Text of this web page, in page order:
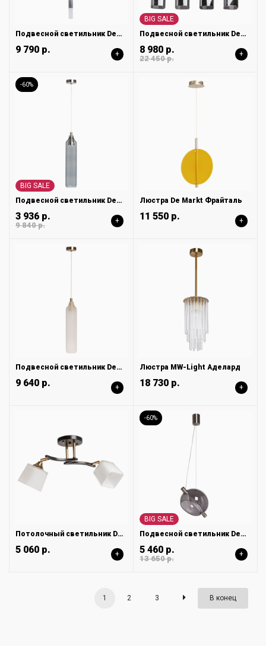
Подвесной светильник DeMarkt Ракурс 631012801
9 790 р. +
BIG SALE
Подвесной светильник DeMarkt Тетро 673015604
8 980 р.
22 450 р. +
-60%
BIG SALE
Подвесной светильник DeMarkt Кьянти 720012301
3 936 р.
9 840 р. +
Люстра De Markt Фрайталь
11 550 р. +
Подвесной светильник DeMarkt Кьянти 720012001
9 640 р. +
Люстра MW-Light Аделард
18 730 р. +
Потолочный светильник De City Тетро 673018202
5 060 р. +
-60%
BIG SALE
Подвесной светильник DeMarkt Граффити 678013801
5 460 р.
13 650 р. +
1 2 3 В конец